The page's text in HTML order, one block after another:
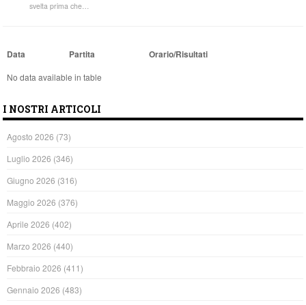
svelta prima che…
Data Partita Orario/Risultati
No data available in table
I NOSTRI ARTICOLI
Agosto 2026 (73)
Luglio 2026 (346)
Giugno 2026 (316)
Maggio 2026 (376)
Aprile 2026 (402)
Marzo 2026 (440)
Febbraio 2026 (411)
Gennaio 2026 (483)